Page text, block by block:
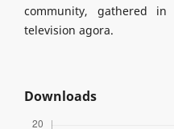
community, gathered
television agora.
Downloads